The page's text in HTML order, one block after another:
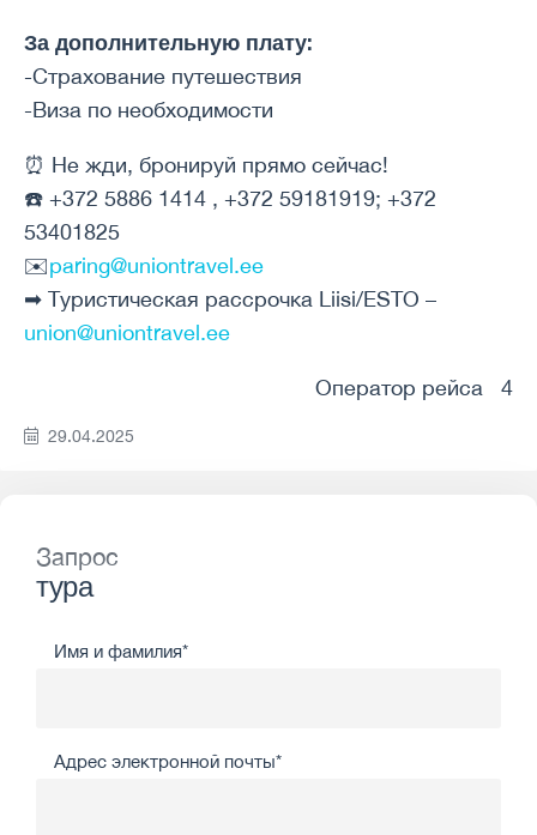
За дополнительную плату:
-Страхование путешествия
-Виза по необходимости
⏰ Не жди, бронируй прямо сейчас!
☎️ +372 5886 1414 , +372 59181919; +372
53401825
✉️paring@uniontravel.ee
➡ Туристическая рассрочка Liisi/ESTO –
union@uniontravel.ee
Оператор рейса 4
29.04.2025
Запрос
тура
Имя и фамилия*
Адрес электронной почты*